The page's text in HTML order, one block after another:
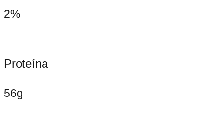
2%
Proteína
56g